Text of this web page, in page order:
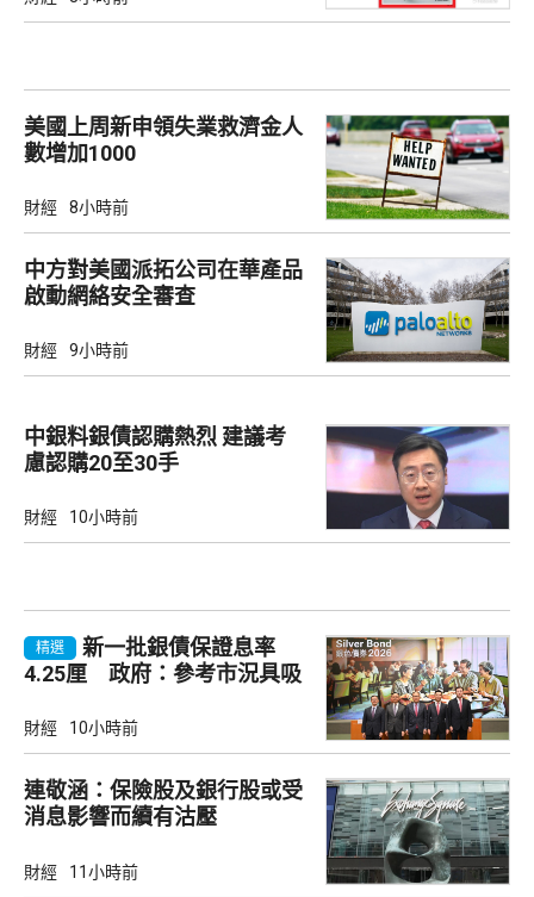
美國上周新申領失業救濟金人
數增加1000
財經 8小時前
中方對美國派拓公司在華產品
啟動網絡安全審查
財經 9小時前
中銀料銀債認購熱烈 建議考
慮認購20至30手
財經 10小時前
精選
新一批銀債保證息率
4.25厘 政府：參考市況具吸
財經 10小時前
連敬涵：保險股及銀行股或受
消息影響而續有沽壓
財經 11小時前